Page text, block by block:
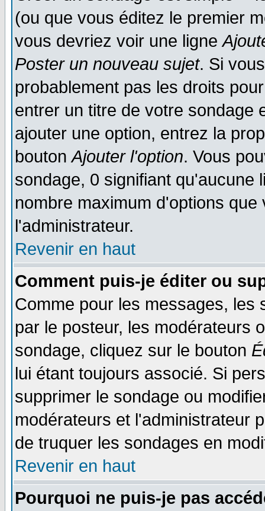
(ou que vous éditez le premier
vous devriez voir une ligne
Poster un nouveau sujet. Si
probablement pas les droits
entrer un titre de votre sondage
ajouter une option, entrez la
boutonAjouter l'option. Vous
sondage, 0 signifiant qu'aucune
nombre maximum d'options
l'administrateur.
Revenir en haut
Comment puis-je éditer ou
Comme pour les messages, les
par le posteur, les modérateurs
sondage, cliquez sur le bouton
lui étant toujours associé. Si
supprimer le sondage ou
modérateurs et l'administrateur
de truquer les sondages en
Revenir en haut
Pourquoi ne puis-je pas